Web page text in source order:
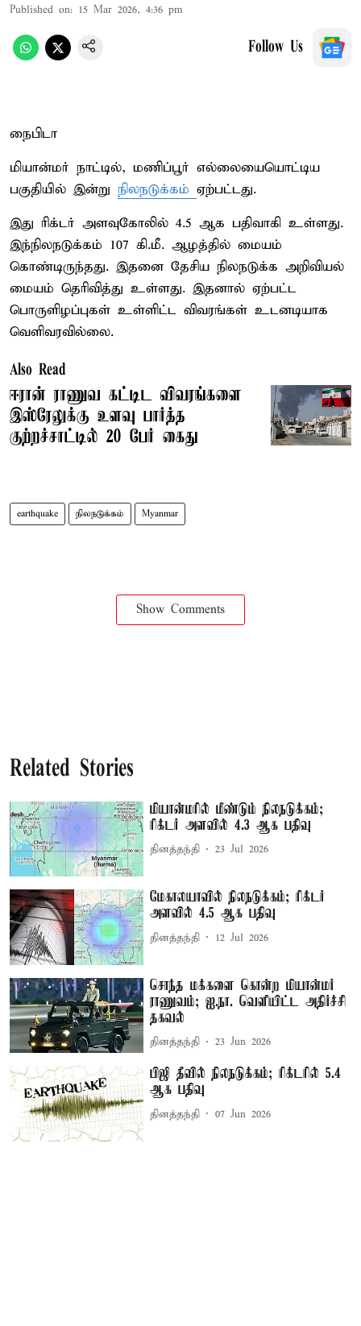
Published on: 15 Mar 2026, 4:36 pm
Follow Us
நைபிடா
மியான்மர் நாட்டில், மணிப்பூர் எல்லையையொட்டிய
பகுதியில் இன்று நிலநடுக்கம் ஏற்பட்டது.
இது ரிக்டர் அளவுகோலில் 4.5 ஆக பதிவாகி உள்ளது.
இந்நிலநடுக்கம் 107 கி.மீ. ஆழத்தில் மையம்
கொண்டிருந்தது. இதனை தேசிய நிலநடுக்க அறிவியல்
மையம் தெரிவித்து உள்ளது. இதனால் ஏற்பட்ட
பொருளிழப்புகள் உள்ளிட்ட விவரங்கள் உடனடியாக
வெளிவரவில்லை.
Also Read
ஈரான் ராணுவ கட்டிட விவரங்களை
இஸ்ரேலுக்கு உளவு பார்த்த
குற்றச்சாட்டில் 20 பேர் கைது
earthquake நிலநடுக்கம் Myanmar
Show Comments
Related Stories
மியான்மரில் மீண்டும் நிலநடுக்கம்;
ரிக்டர் அளவில் 4.3 ஆக பதிவு
தினத்தந்தி 23 Jul 2026
மேகாலயாவில் நிலநடுக்கம்; ரிக்டர்
அளவில் 4.5 ஆக பதிவு
தினத்தந்தி 12 Jul 2026
சொந்த மக்களை கொன்ற மியான்மர்
ராணுவம்; ஐ.நா. வெளியிட்ட அதிர்ச்சி
தகவல்
தினத்தந்தி 23 Jun 2026
பிஜி தீவில் நிலநடுக்கம்; ரிக்டரில் 5.4
ஆக பதிவு
தினத்தந்தி 07 Jun 2026